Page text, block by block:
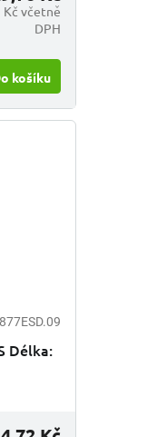
Kč včetně
DPH
košíku
Délka: